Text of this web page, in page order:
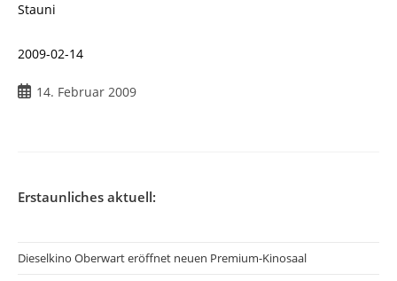
Stauni
2009-02-14
Beitrag14. Februar 2009
Erstaunliches aktuell:
Dieselkino Oberwart eröffnet neuen Premium-Kinosaal